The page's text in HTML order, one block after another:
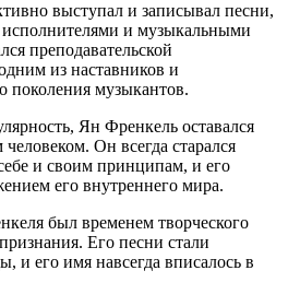
выступал и записывал песни,
и музыкальными
преподавательской
из наставников и
поколения музыкантов.
Ян Френкель оставался
Он всегда старался
и своим принципам, и его
его внутреннего мира.
был временем творческого
Его песни стали
и его имя навсегда вписалось в